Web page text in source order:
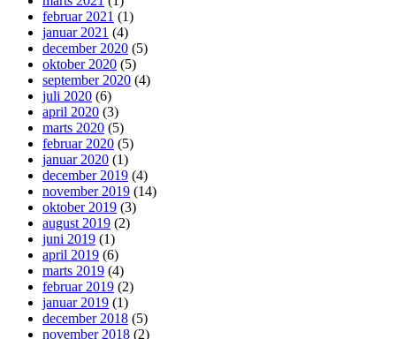
februar 2021 (1)
januar 2021 (4)
december 2020 (5)
oktober 2020 (5)
september 2020 (4)
juli 2020 (6)
april 2020 (3)
marts 2020 (5)
februar 2020 (5)
januar 2020 (1)
december 2019 (4)
november 2019 (14)
oktober 2019 (3)
august 2019 (2)
juni 2019 (1)
april 2019 (6)
marts 2019 (4)
februar 2019 (2)
januar 2019 (1)
december 2018 (5)
november 2018 (2)